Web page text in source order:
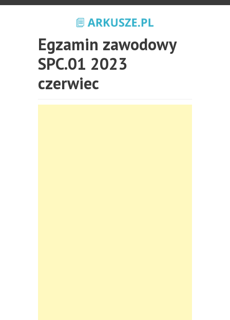
Egzamin zawodowy
SPC.01 2023
czerwiec